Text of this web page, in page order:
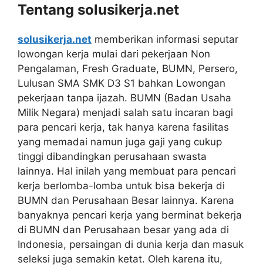
Tentang solusikerja.net
solusikerja.net memberikan informasi seputar
lowongan kerja mulai dari pekerjaan Non
Pengalaman, Fresh Graduate, BUMN, Persero,
Lulusan SMA SMK D3 S1 bahkan Lowongan
pekerjaan tanpa ijazah. BUMN (Badan Usaha
Milik Negara) menjadi salah satu incaran bagi
para pencari kerja, tak hanya karena fasilitas
yang memadai namun juga gaji yang cukup
tinggi dibandingkan perusahaan swasta
lainnya. Hal inilah yang membuat para pencari
kerja berlomba-lomba untuk bisa bekerja di
BUMN dan Perusahaan Besar lainnya. Karena
banyaknya pencari kerja yang berminat bekerja
di BUMN dan Perusahaan besar yang ada di
Indonesia, persaingan di dunia kerja dan masuk
seleksi juga semakin ketat. Oleh karena itu,